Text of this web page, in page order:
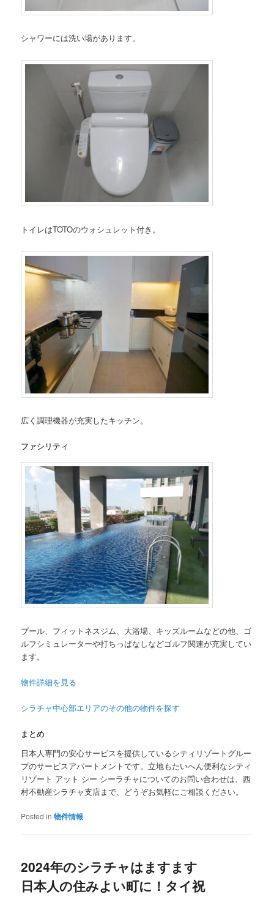
シャワーには洗い場があります。
トイレはTOTOのウォシュレット付き。
広く調理機器が充実したキッチン。
ファシリティ
プール、フィットネスジム、大浴場、キッズルームなどの他、ゴ
ルフシミュレーターや打ちっぱなしなどゴルフ関連が充実してい
ます。
物件詳細を見る
シラチャ中心部エリアのその他の物件を探す
まとめ
日本人専門の安心サービスを提供しているシティリゾートグルー
プのサービスアパートメントです。立地もたいへん便利なシティ
リゾート アット シー シーラチャについてのお問い合わせは、西
村不動産シラチャ支店まで、どうぞお気軽にご相談ください。
Posted in 物件情報
2024年のシラチャはますます
日本人の住みよい町に！タイ祝